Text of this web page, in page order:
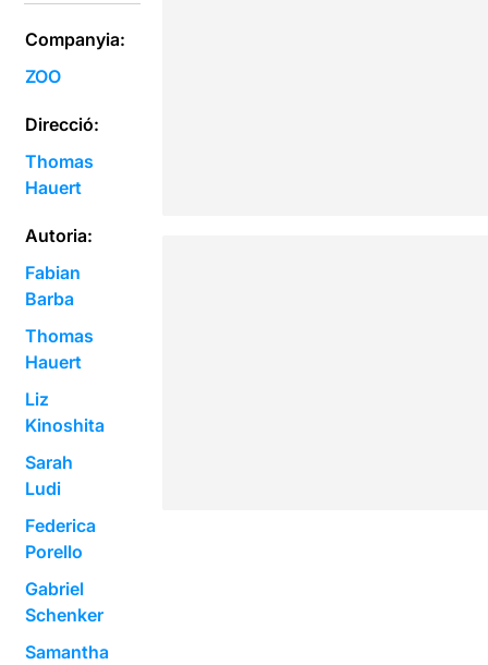
Companyia:
ZOO
Direcció:
Thomas
Hauert
Autoria:
Fabian
Barba
Thomas
Hauert
Liz
Kinoshita
Sarah
Ludi
Federica
Porello
Gabriel
Schenker
Samantha